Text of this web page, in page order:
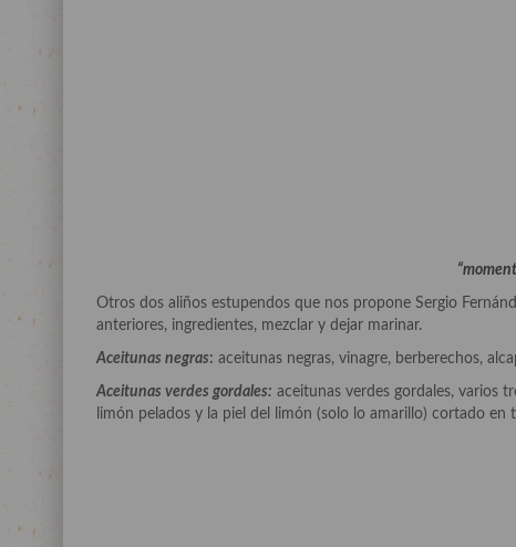
Otros dos aliños estupendos que nos propone Sergio
anteriores, ingredientes, mezclar y dejar marinar.
Aceitunas negras: aceitunas negras, vinagre, berberechos,
Aceitunas verdes gordales: aceitunas verdes gordales, varios
limón pelados y la piel del limón (solo lo amarillo) cortado en